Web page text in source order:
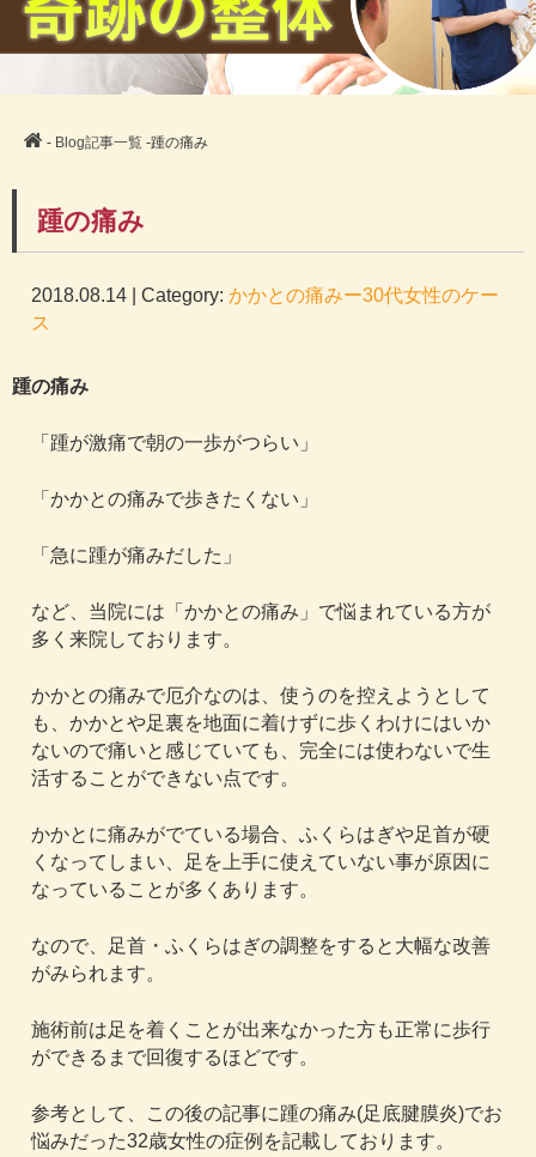
- Blog記事一覧 -踵の痛み
踵の痛み
2018.08.14 | Category: かかとの痛みー30代女性のケー
ス
踵の痛み
「踵が激痛で朝の一歩がつらい」
「かかとの痛みで歩きたくない」
「急に踵が痛みだした」
など、当院には「かかとの痛み」で悩まれている方が
多く来院しております。
かかとの痛みで厄介なのは、使うのを控えようとして
も、かかとや足裏を地面に着けずに歩くわけにはいか
ないので痛いと感じていても、完全には使わないで生
活することができない点です。
かかとに痛みがでている場合、ふくらはぎや足首が硬
くなってしまい、足を上手に使えていない事が原因に
なっていることが多くあります。
なので、足首・ふくらはぎの調整をすると大幅な改善
がみられます。
施術前は足を着くことが出来なかった方も正常に歩行
ができるまで回復するほどです。
参考として、この後の記事に踵の痛み(足底腱膜炎)でお
悩みだった32歳女性の症例を記載しております。